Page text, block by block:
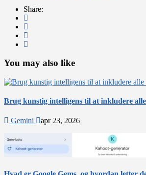
Share:
You may also like
Brug kunstig intelligens til at inkludere
Gemini apr 23, 2026